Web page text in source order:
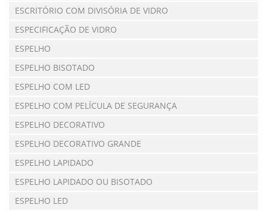
ESCRITÓRIO COM DIVISÓRIA DE VIDRO
ESPECIFICAÇÃO DE VIDRO
ESPELHO
ESPELHO BISOTADO
ESPELHO COM LED
ESPELHO COM PELÍCULA DE SEGURANÇA
ESPELHO DECORATIVO
ESPELHO DECORATIVO GRANDE
ESPELHO LAPIDADO
ESPELHO LAPIDADO OU BISOTADO
ESPELHO LED